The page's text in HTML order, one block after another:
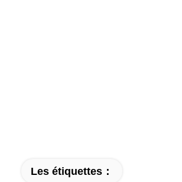
Les étiquettes：